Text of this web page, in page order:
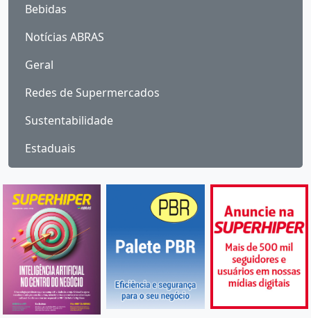
Bebidas
Notícias ABRAS
Geral
Redes de Supermercados
Sustentabilidade
Estaduais